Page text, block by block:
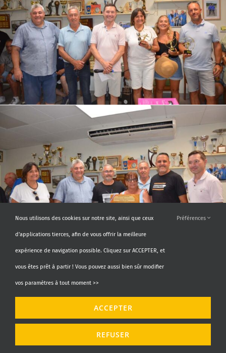
Nous utilisons des cookies sur notre site, ainsi que ceux
d'applications tierces, afin de vous offrir la meilleure
expérience de navigation possible. Cliquez sur ACCEPTER, et
vous êtes prêt à partir ! Vous pouvez aussi bien sûr modifier
vos paramètres à tout moment >>
Préférences
ACCEPTER
REFUSER